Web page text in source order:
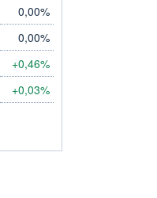
0,00%
0,00%
+0,46%
+0,03%